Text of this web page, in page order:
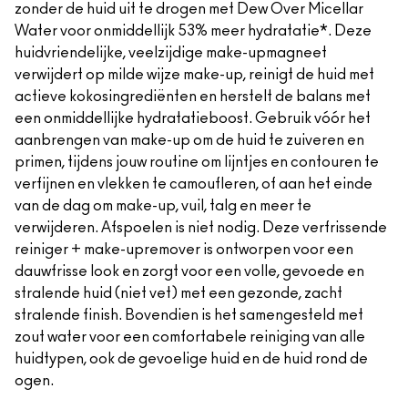
zonder de huid uit te drogen met Dew Over Micellar
Water voor onmiddellijk 53% meer hydratatie*. Deze
huidvriendelijke, veelzijdige make-upmagneet
verwijdert op milde wijze make-up, reinigt de huid met
actieve kokosingrediënten en herstelt de balans met
een onmiddellijke hydratatieboost. Gebruik vóór het
aanbrengen van make-up om de huid te zuiveren en
primen, tijdens jouw routine om lijntjes en contouren te
verfijnen en vlekken te camoufleren, of aan het einde
van de dag om make-up, vuil, talg en meer te
verwijderen. Afspoelen is niet nodig. Deze verfrissende
reiniger + make-upremover is ontworpen voor een
dauwfrisse look en zorgt voor een volle, gevoede en
stralende huid (niet vet) met een gezonde, zacht
stralende finish. Bovendien is het samengesteld met
zout water voor een comfortabele reiniging van alle
huidtypen, ook de gevoelige huid en de huid rond de
ogen.